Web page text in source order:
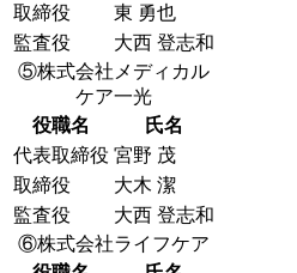
取締役
東 勇也
監査役
大西 登志和
⑤株式会社メディカル
ケア一光
役職名
氏名
代表取締役 宮野 茂
取締役
大木 潔
監査役
大西 登志和
⑥株式会社ライフケア